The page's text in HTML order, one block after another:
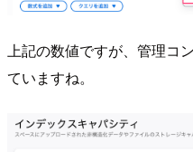
上記の数値ですが、管理コ
ていますね。